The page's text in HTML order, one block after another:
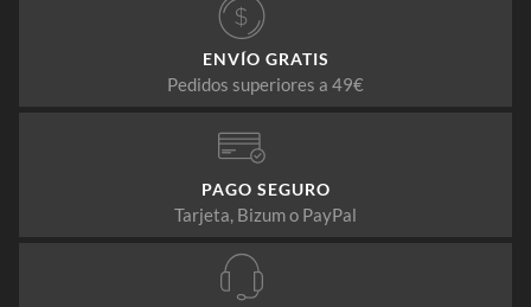
ENVÍO GRATIS
Pedidos superiores a 49€
PAGO SEGURO
Tarjeta, Bizum o PayPal